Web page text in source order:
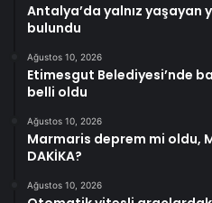
Antalya’da yalnız yaşayan
bulundu
Ağustos 10, 2026
Etimesgut Belediyesi’nde
belli oldu
Ağustos 10, 2026
Marmaris deprem mi oldu,
DAKİKA?
Ağustos 10, 2026